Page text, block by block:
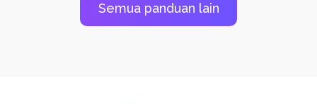
Semua panduan lain